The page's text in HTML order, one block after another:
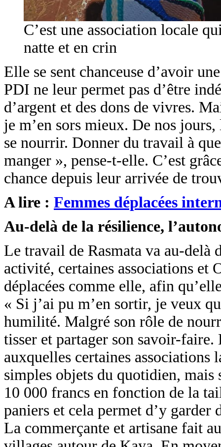
C’est une association locale
natte et en crin
Elle se sent chanceuse d’avoir
PDI ne leur permet pas d’être
d’argent et des dons de vivres.
je m’en sors mieux. De nos
se nourrir. Donner du travail à
manger », pense-t-elle. C’est
chance depuis leur arrivée de
A lire : Femmes déplacées
Au-delà de la résilience,
Le travail de Rasmata va au-delà
activité, certaines associations et
déplacées comme elle, afin
« Si j’ai pu m’en sortir, je veux
humilité. Malgré son rôle de
tisser et partager son savoir-
auxquelles certaines associations
simples objets du quotidien,
10 000 francs en fonction de la
paniers et cela permet d’y
La commerçante et artisane fait